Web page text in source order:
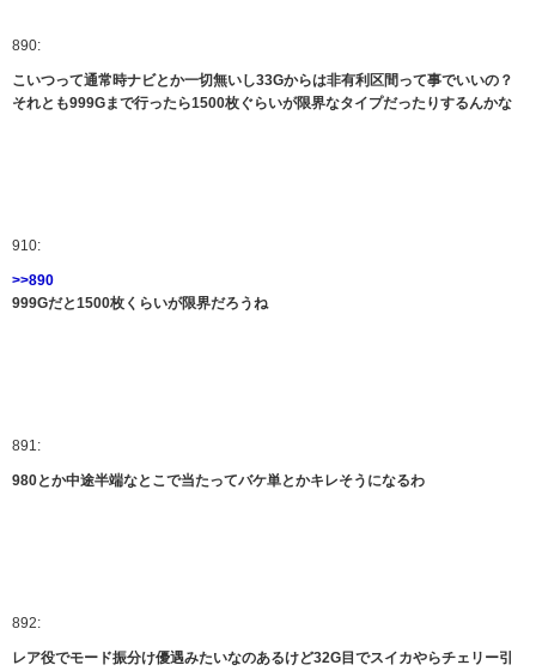
890:
こいつって通常時ナビとか一切無いし33Gからは非有利区間って事でいいの？
それとも999Gまで行ったら1500枚ぐらいが限界なタイプだったりするんかな
910:
>>890
999Gだと1500枚くらいが限界だろうね
891:
980とか中途半端なとこで当たってバケ単とかキレそうになるわ
892:
レア役でモード振分け優遇みたいなのあるけど32G目でスイカやらチェリー引